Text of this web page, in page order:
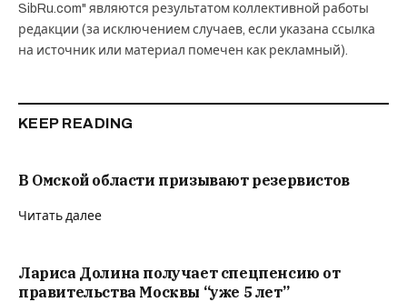
SibRu.com" являются результатом коллективной работы
редакции (за исключением случаев, если указана ссылка
на источник или материал помечен как рекламный).
KEEP READING
В Омской области призывают резервистов
Читать далее
Лариса Долина получает спецпенсию от
правительства Москвы “уже 5 лет”